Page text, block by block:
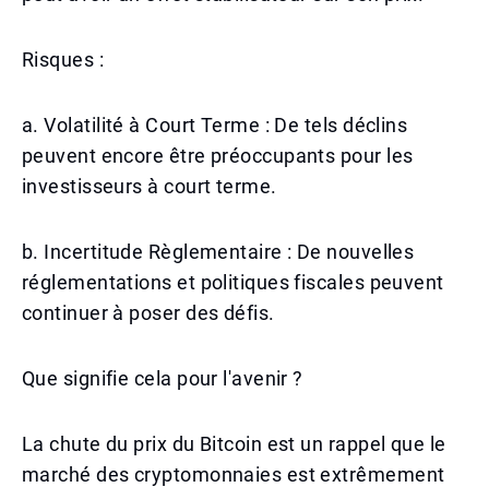
Risques :
a. Volatilité à Court Terme : De tels déclins
peuvent encore être préoccupants pour les
investisseurs à court terme.
b. Incertitude Règlementaire : De nouvelles
réglementations et politiques fiscales peuvent
continuer à poser des défis.
Que signifie cela pour l'avenir ?
La chute du prix du Bitcoin est un rappel que le
marché des cryptomonnaies est extrêmement